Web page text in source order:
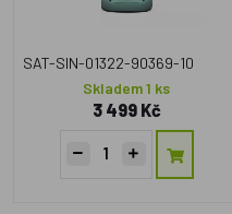
SAT-SIN-01322-90369-10
Skladem 1 ks
3 499 Kč